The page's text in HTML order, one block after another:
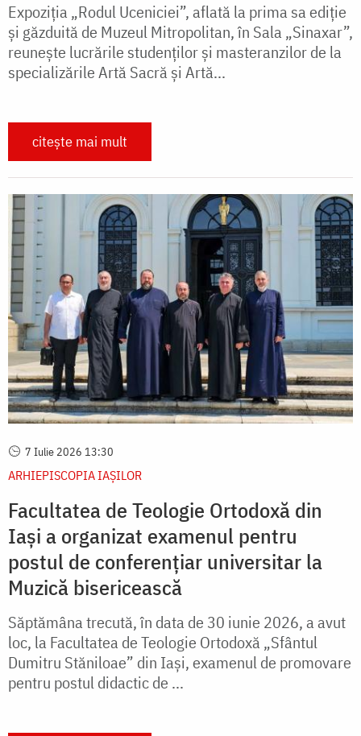
Expoziția „Rodul Uceniciei”, aflată la prima sa ediție
și găzduită de Muzeul Mitropolitan, în Sala „Sinaxar”,
reunește lucrările studenților și masteranzilor de la
specializările Artă Sacră și Artă...
citește mai mult
7 Iulie 2026 13:30
ARHIEPISCOPIA IAŞILOR
Facultatea de Teologie Ortodoxă din
Iași a organizat examenul pentru
postul de conferențiar universitar la
Muzică bisericească
Săptămâna trecută, în data de 30 iunie 2026, a avut
loc, la Facultatea de Teologie Ortodoxă „Sfântul
Dumitru Stăniloae” din Iași, examenul de promovare
pentru postul didactic de ...